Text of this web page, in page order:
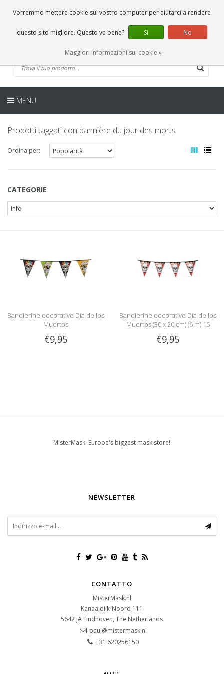
0 Articoli
IT
MENU
Prodotti taggati con bannière du jour des morts
Ordina per:
CATEGORIE
Bandierine decorative Dia de los
Muertos
€9,95
Bandierine decorative Dia de los
Muertos (30 x 20 cm) (6 m) 15
€9,95
MisterMask: Europe's biggest mask store!
NEWSLETTER
CONTATTO
MisterMask.nl
Kanaaldijk-Noord 111
5642 JA Eindhoven, The Netherlands
paul@mistermask.nl
+31 620256150
Vorremmo mettere cookie sul vostro computer per aiutarci a rendere
questo sito migliore. Questo va bene? Sì No
Maggiori informazioni sui cookie »